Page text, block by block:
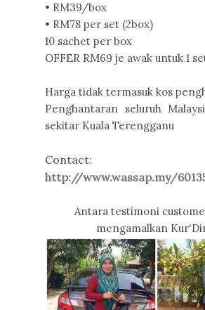
• RM39/box
• RM78 per set (2box)
10 sachet per box
OFFER RM69 je awak untuk 1
Harga tidak termasuk kos
Penghantaran seluruh
sekitar Kuala Terengganu
Contact:
http://www.wassap.my/
Antara testimoni
mengamalkan